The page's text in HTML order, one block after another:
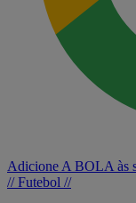
Adicione A BOLA às
// Futebol //